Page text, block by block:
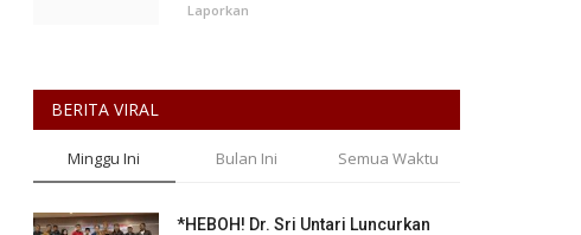
Laporkan
BERITA VIRAL
Minggu Ini Bulan Ini Semua Waktu
*HEBOH! Dr. Sri Untari Luncurkan